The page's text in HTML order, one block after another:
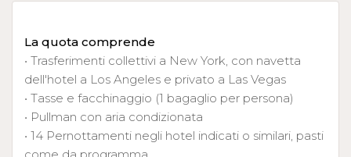
La quota comprende
• Trasferimenti collettivi a New York, con navetta
dell'hotel a Los Angeles e privato a Las Vegas
• Tasse e facchinaggio (1 bagaglio per persona)
• Pullman con aria condizionata
• 14 Pernottamenti negli hotel indicati o similari, pasti
come da programma